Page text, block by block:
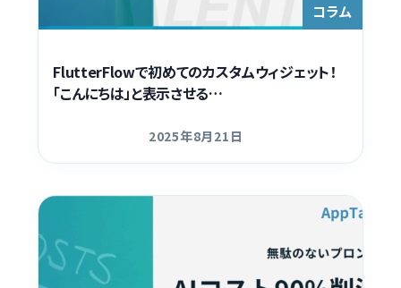
コラム
FlutterFlowで初めてのカスタムウィジェット！
「こんにちは」と表示させる…
更新日
2025年8月21日